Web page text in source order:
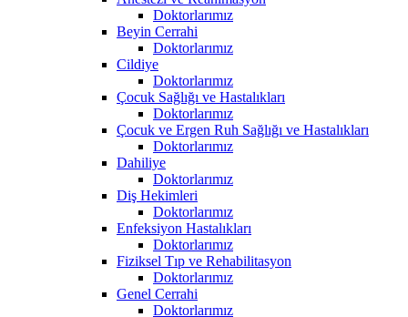
Doktorlarımız
Beyin Cerrahi
Doktorlarımız
Cildiye
Doktorlarımız
Çocuk Sağlığı ve Hastalıkları
Doktorlarımız
Çocuk ve Ergen Ruh Sağlığı ve Hastalıkları
Doktorlarımız
Dahiliye
Doktorlarımız
Diş Hekimleri
Doktorlarımız
Enfeksiyon Hastalıkları
Doktorlarımız
Fiziksel Tıp ve Rehabilitasyon
Doktorlarımız
Genel Cerrahi
Doktorlarımız